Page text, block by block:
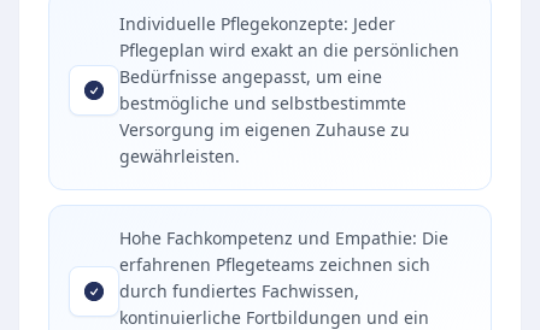
Individuelle Pflegekonzepte: Jeder
Pflegeplan wird exakt an die persönlichen
Bedürfnisse angepasst, um eine
bestmögliche und selbstbestimmte
Versorgung im eigenen Zuhause zu
gewährleisten.
Hohe Fachkompetenz und Empathie: Die
erfahrenen Pflegeteams zeichnen sich
durch fundiertes Fachwissen,
kontinuierliche Fortbildungen und ein